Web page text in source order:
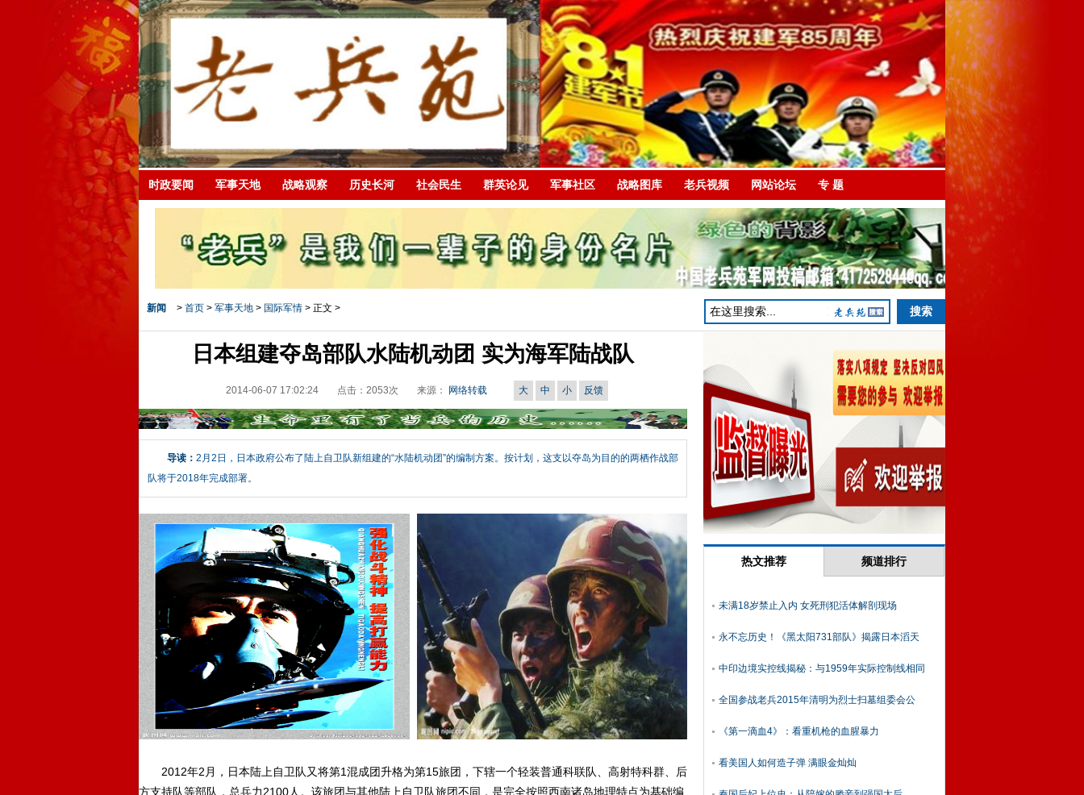
时政要闻 军事天地 战略观察 历史长河 社会民生 群英论见 军事社区 战略图库 老兵视频 网站论坛 专 题
新闻 > 首页 > 军事天地 > 国际军情 > 正文 >
日本组建夺岛部队水陆机动团 实为海军陆战队
2014-06-07 17:02:24 点击： 2053次 来源： 网络转载 大 中 小 反馈
导读： 2月2日，日本政府公布了陆上自卫队新组建的“水陆机动团”的编制方案。按计划，这支以夺岛为目的的两栖作战部
队将于2018年完成部署。
2012年2月，日本陆上自卫队又将第1混成团升格为第15旅团，下辖一个轻装普通科联队、高射特科群、后
方支持队等部队，总兵力2100人。该旅团与其他陆上自卫队旅团不同，是完全按照西南诸岛地理特点为基础编
热文推荐 频道排行
未满18岁禁止入内 女死刑犯活体解剖现场
永不忘历史！《黑太阳731部队》揭露日本滔天
中印边境实控线揭秘：与1959年实际控制线相同
全国参战老兵2015年清明为烈士扫墓组委会公
《第一滴血4》：看重机枪的血腥暴力
看美国人如何造子弹 满眼金灿灿